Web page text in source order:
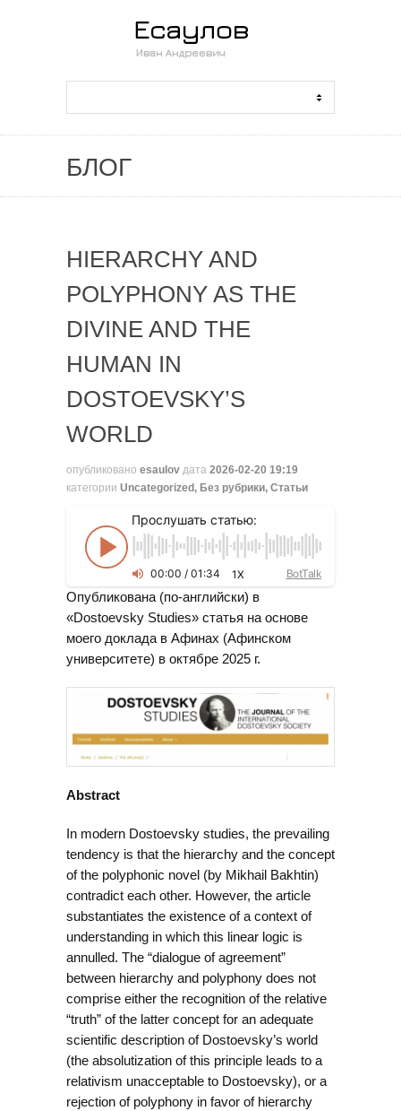
БЛОГ
HIERARCHY AND
POLYPHONY AS THE
DIVINE AND THE
HUMAN IN
DOSTOEVSKY’S
WORLD
опубликовано esaulov дата 2026-02-20 19:19
категории Uncategorized , Без рубрики, Статьи
Прослушать статью:
00:00 / 01 :34 1X BotTalk
Опубликована (по-английски) в
«Dostoevsky Studies» статья на основе
моего доклада в Афинах (Афинском
университете) в октябре 2025 г.
Abstract
In modern Dostoevsky studies, the prevailing
tendency is that the hierarchy and the concept
of the polyphonic novel (by Mikhail Bakhtin)
contradict each other. However, the article
substantiates the existence of a context of
understanding in which this linear logic is
annulled. The “dialogue of agreement”
between hierarchy and polyphony does not
comprise either the recognition of the relative
“truth” of the latter concept for an adequate
scientific description of Dostoevsky’s world
(the absolutization of this principle leads to a
relativism unacceptable to Dostoevsky), or a
rejection of polyphony in favor of hierarchy